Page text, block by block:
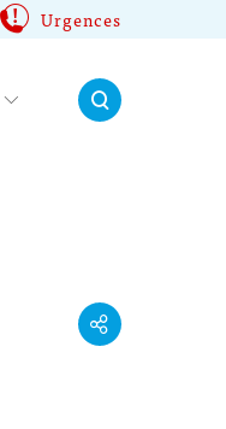
Urgences
Rechercher: